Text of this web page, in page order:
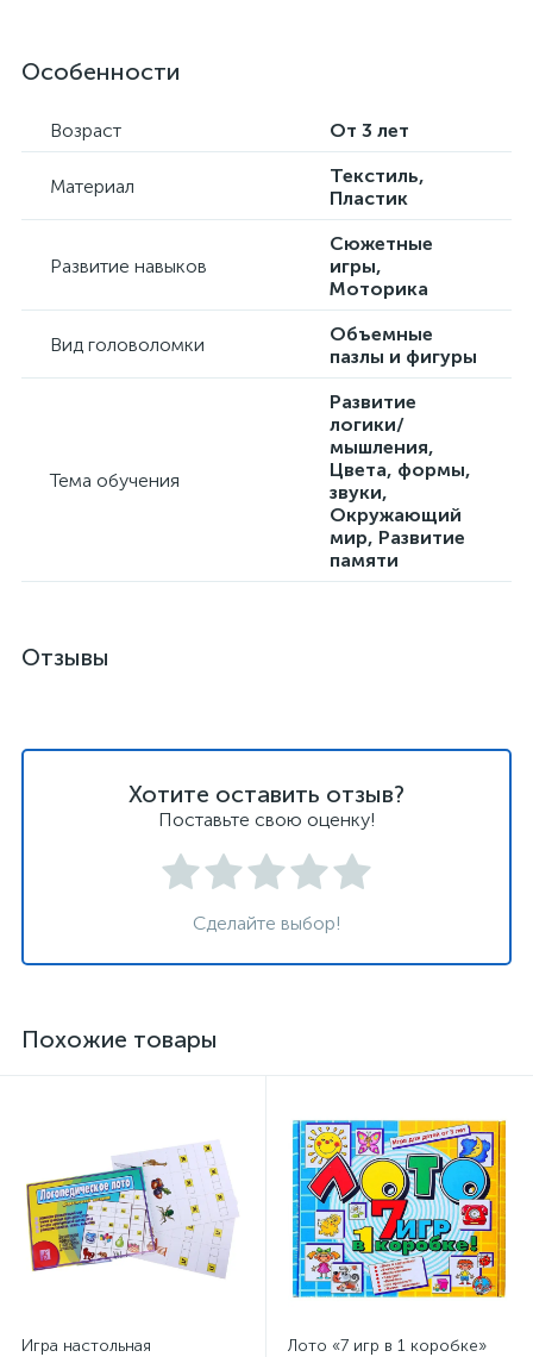
Особенности
Возраст От 3 лет
Материал
Текстиль,
Пластик
Развитие навыков
Сюжетные
игры,
Моторика
Вид головоломки
Объемные
пазлы и фигуры
Тема обучения
Развитие
логики/
мышления,
Цвета, формы,
звуки,
Окружающий
мир, Развитие
памяти
Отзывы
Хотите оставить отзыв?
Поставьте свою оценку!
Сделайте выбор!
Похожие товары
Игра настольная
Лото «7 игр в 1 коробке»